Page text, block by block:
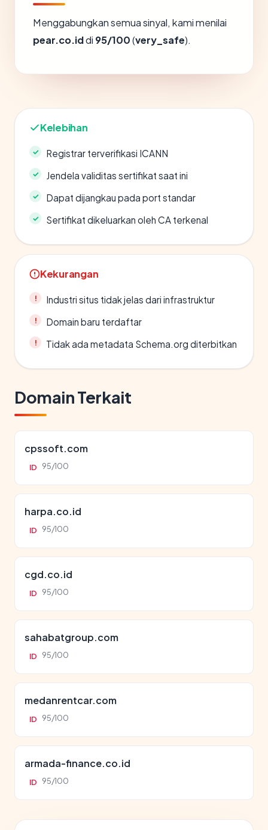
Menggabungkan semua sinyal, kami menilai
pear.co.iddi 95/100(very_safe).
Kelebihan
Registrar terverifikasi ICANN
Jendela validitas sertifikat saat ini
Dapat dijangkau pada port standar
Sertifikat dikeluarkan oleh CA terkenal
Kekurangan
Industri situs tidak jelas dari infrastruktur
Domain baru terdaftar
Tidak ada metadata Schema.org diterbitkan
Domain Terkait
cpssoft.com
ID 95/100
harpa.co.id
ID 95/100
cgd.co.id
ID 95/100
sahabatgroup.com
ID 95/100
medanrentcar.com
ID 95/100
armada-finance.co.id
ID 95/100